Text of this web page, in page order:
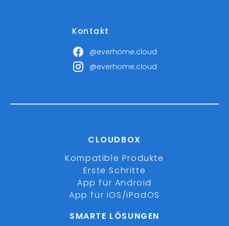
Kontakt
@everhome.cloud
@everhome.cloud
CLOUDBOX
Kompatible Produkte
Erste Schritte
App für Android
App für iOS/iPadOS
SMARTE LÖSUNGEN